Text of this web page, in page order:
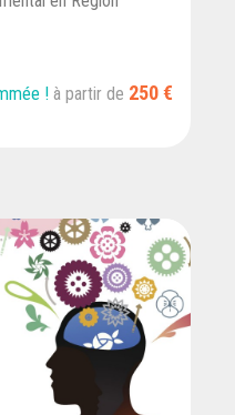
! à partir de 250 €